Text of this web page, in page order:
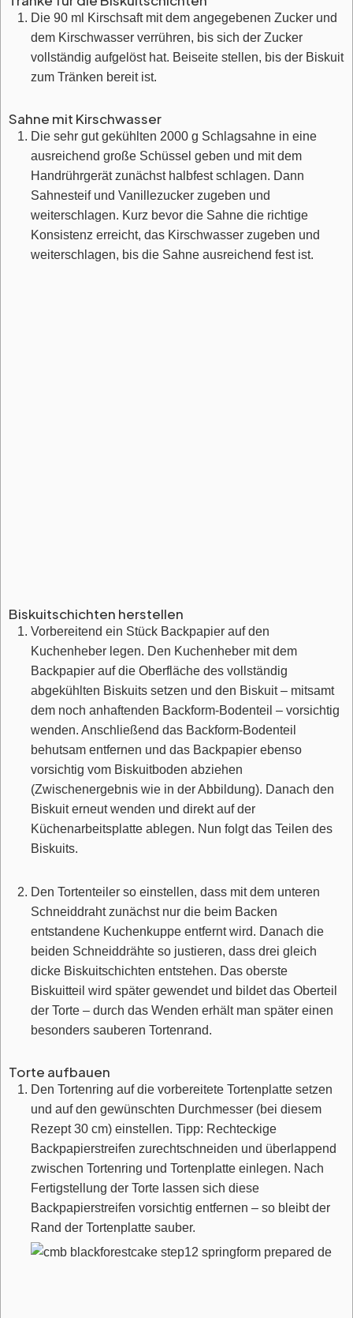
Die 90 ml Kirschsaft mit dem angegebenen Zucker und
dem Kirschwasser verrühren, bis sich der Zucker
vollständig aufgelöst hat. Beiseite stellen, bis der Biskuit
zum Tränken bereit ist.
Sahne mit Kirschwasser
Die sehr gut gekühlten 2000 g Schlagsahne in eine
ausreichend große Schüssel geben und mit dem
Handrührgerät zunächst halbfest schlagen. Dann
Sahnesteif und Vanillezucker zugeben und
weiterschlagen. Kurz bevor die Sahne die richtige
Konsistenz erreicht, das Kirschwasser zugeben und
weiterschlagen, bis die Sahne ausreichend fest ist.
Biskuitschichten herstellen
Vorbereitend ein Stück Backpapier auf den
Kuchenheber legen. Den Kuchenheber mit dem
Backpapier auf die Oberfläche des vollständig
abgekühlten Biskuits setzen und den Biskuit – mitsamt
dem noch anhaftenden Backform-Bodenteil – vorsichtig
wenden. Anschließend das Backform-Bodenteil
behutsam entfernen und das Backpapier ebenso
vorsichtig vom Biskuitboden abziehen
(Zwischenergebnis wie in der Abbildung). Danach den
Biskuit erneut wenden und direkt auf der
Küchenarbeitsplatte ablegen. Nun folgt das Teilen des
Biskuits.
Den Tortenteiler so einstellen, dass mit dem unteren
Schneiddraht zunächst nur die beim Backen
entstandene Kuchenkuppe entfernt wird. Danach die
beiden Schneiddrähte so justieren, dass drei gleich
dicke Biskuitschichten entstehen. Das oberste
Biskuitteil wird später gewendet und bildet das Oberteil
der Torte – durch das Wenden erhält man später einen
besonders sauberen Tortenrand.
Torte aufbauen
Den Tortenring auf die vorbereitete Tortenplatte setzen
und auf den gewünschten Durchmesser (bei diesem
Rezept 30 cm) einstellen. Tipp: Rechteckige
Backpapierstreifen zurechtschneiden und überlappend
zwischen Tortenring und Tortenplatte einlegen. Nach
Fertigstellung der Torte lassen sich diese
Backpapierstreifen vorsichtig entfernen – so bleibt der
Rand der Tortenplatte sauber.